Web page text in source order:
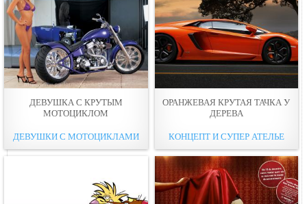
ДЕВУШКА С КРУТЫМ
МОТОЦИКЛОМ
ДЕВУШКИ С МОТОЦИКЛАМИ
ОРАНЖЕВАЯ КРУТАЯ ТАЧКА У
ДЕРЕВА
КОНЦЕПТ И СУПЕР АТЕЛЬЕ